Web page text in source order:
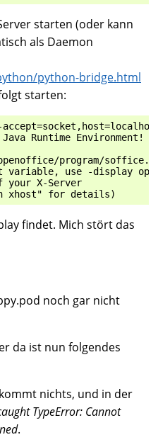
starten (oder kann
als Daemon
python-bridge.html
starten:
Runtime Environment!
program/
variable, use -display
your X-Server
findet. Mich stört das
noch gar nicht
da ist nun folgendes
kommt nichts, und in der
TypeError: Cannot
.